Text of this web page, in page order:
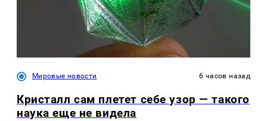
Мировые новости 6 часов назад
Кристалл сам плетет себе узор — такого
наука еще не видела